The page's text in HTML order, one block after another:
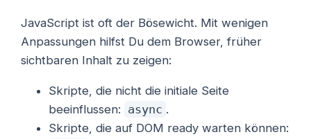
JavaScript ist oft der Bösewicht. Mit wenigen
Anpassungen hilfst Du dem Browser, früher
sichtbaren Inhalt zu zeigen:
Skripte, die nicht die initiale Seite
beeinflussen: async .
Skripte, die auf DOM ready warten können: